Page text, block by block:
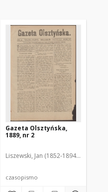
Gazeta Olsztyńska,
1889, nr 2
Liszewski, Jan (1852-1894). Red.
czasopismo